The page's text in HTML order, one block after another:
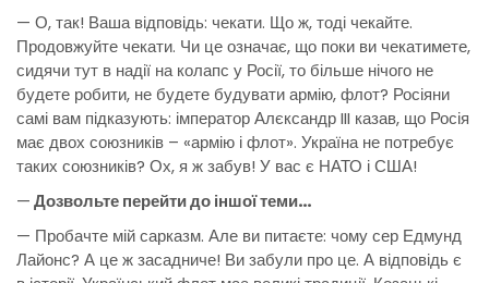
— О, так! Ваша відповідь: чекати. Що ж, тоді чекайте.
Продовжуйте чекати. Чи це означає, що поки ви чекатимете,
сидячи тут в надії на колапс у Росії, то більше нічого не
будете робити, не будете будувати армію, флот? Росіяни
самі вам підказують: імператор Алєксандр III казав, що Росія
має двох союзників – «армію і флот». Україна не потребує
таких союзників? Ох, я ж забув! У вас є НАТО і США!
—Дозвольте перейти до іншої теми…
— Пробачте мій сарказм. Але ви питаєте: чому сер Едмунд
Лайонс? А це ж засадниче! Ви забули про це. А відповідь є